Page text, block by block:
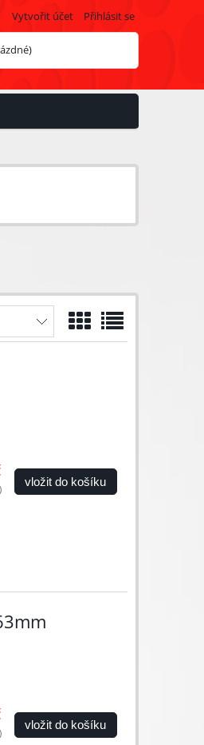
Vytvořit účet Přihlásit se
vložit do košíku
vložit do košíku